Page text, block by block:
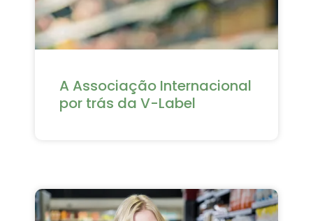
A Associação Internacional
por trás da V-Label